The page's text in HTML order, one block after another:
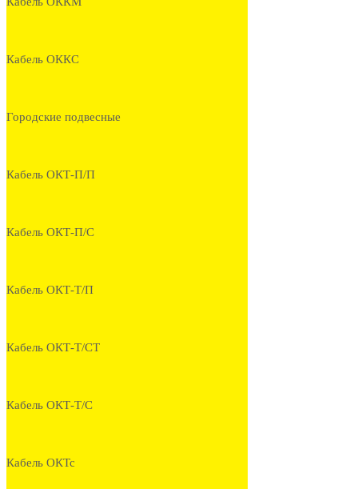
Кабель ОККС
Городские подвесные
Кабель ОКТ-П/П
Кабель ОКТ-П/С
Кабель ОКТ-Т/П
Кабель ОКТ-Т/СТ
Кабель ОКТ-Т/С
Кабель ОКТс